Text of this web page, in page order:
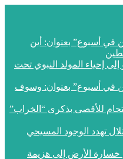
في أسبوع” بعنوان: أين
إلى إحياء المولد النبوي تحت
في أسبوع” بعنوان: وسوف
للأقصى بذكرى “الخراب”
تهدد الوجود المسيحي
خسارة الأرض إلى هزيمة